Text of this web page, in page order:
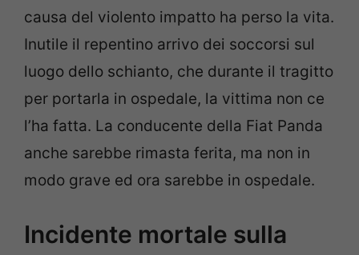
causa del violento impatto ha perso la vita.
Inutile il repentino arrivo dei soccorsi sul
luogo dello schianto, che durante il tragitto
per portarla in ospedale, la vittima non ce
l’ha fatta. La conducente della Fiat Panda
anche sarebbe rimasta ferita, ma non in
modo grave ed ora sarebbe in ospedale.
Incidente mortale sulla